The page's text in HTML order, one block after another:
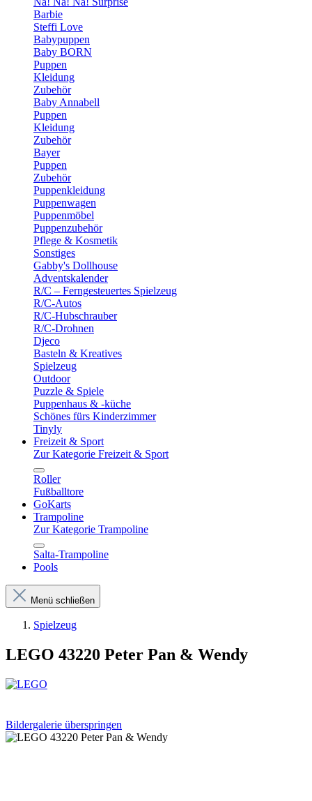
Barbie
Steffi Love
Babypuppen
Baby BORN
Puppen
Kleidung
Zubehör
Baby Annabell
Puppen
Kleidung
Zubehör
Bayer
Puppen
Zubehör
Puppenkleidung
Puppenwagen
Puppenmöbel
Puppenzubehör
Pflege & Kosmetik
Sonstiges
Gabby's Dollhouse
Adventskalender
R/C – Ferngesteuertes Spielzeug
R/C-Autos
R/C-Hubschrauber
R/C-Drohnen
Djeco
Basteln & Kreatives
Spielzeug
Outdoor
Puzzle & Spiele
Puppenhaus & -küche
Schönes fürs Kinderzimmer
Tinyly
Freizeit & Sport
Zur Kategorie Freizeit & Sport
Roller
Fußballtore
GoKarts
Trampoline
Zur Kategorie Trampoline
Salta-Trampoline
Pools
Menü schließen
Spielzeug
LEGO 43220 Peter Pan & Wendy
Bildergalerie überspringen